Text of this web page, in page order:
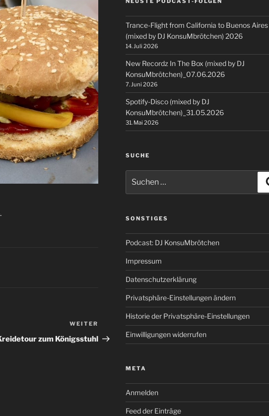
Nächster
Beitrag
WEITER
zum Königsstuhl
Trance-Flight from California to Buenos Aires
(mixed by DJ KonsuMbrötchen) 2026
14. Juli 2026
New Recordz In The Box (mixed by DJ
KonsuMbrötchen)_07.06.2026
7. Juni 2026
Spotify-Disco (mixed by DJ
KonsuMbrötchen)_31.05.2026
31. Mai 2026
SUCHE
nach:
SONSTIGES
Podcast: DJ KonsuMbrötchen
Impressum
Datenschutzerklärung
Privatsphäre-Einstellungen ändern
Historie der Privatsphäre-Einstellungen
Einwilligungen widerrufen
META
Anmelden
Feed der Einträge